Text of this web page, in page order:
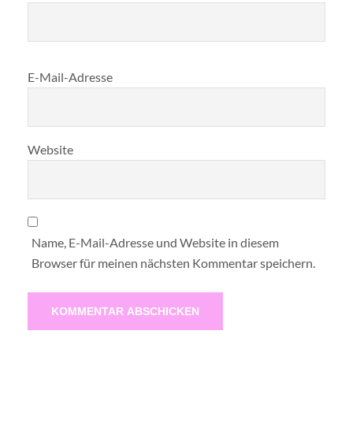
E-Mail-Adresse
Website
Name, E-Mail-Adresse und Website in diesem
Browser für meinen nächsten Kommentar speichern.